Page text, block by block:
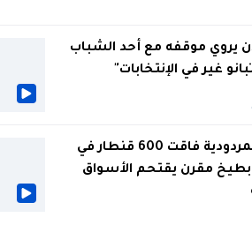
يروي موقفه مع أحد الشباب
غير في الإنتخابات"
الوادي: بمردودية فاقت 600 قنطار في
مقرن يقتحم الأسواق